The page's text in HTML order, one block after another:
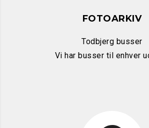
FOTOARKIV
Todbjerg busser
Vi har busser til enhver